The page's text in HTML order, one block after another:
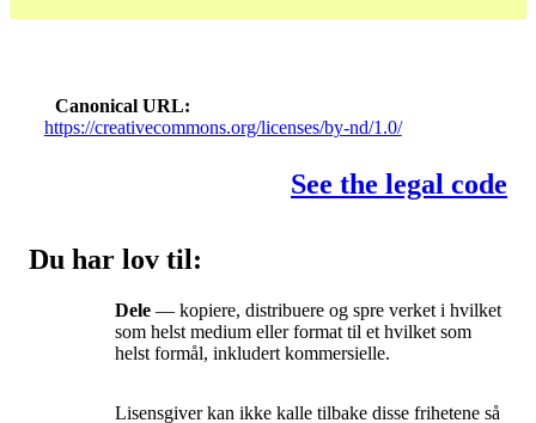
Canonical URL
https://creativecommons.org/licenses/by-nd/1.0/
See the legal code
Du har lov til:
Dele — kopiere, distribuere og spre verket i hvilket
som helst medium eller format til et hvilket som
helst formål, inkludert kommersielle.
Lisensgiver kan ikke kalle tilbake disse frihetene så